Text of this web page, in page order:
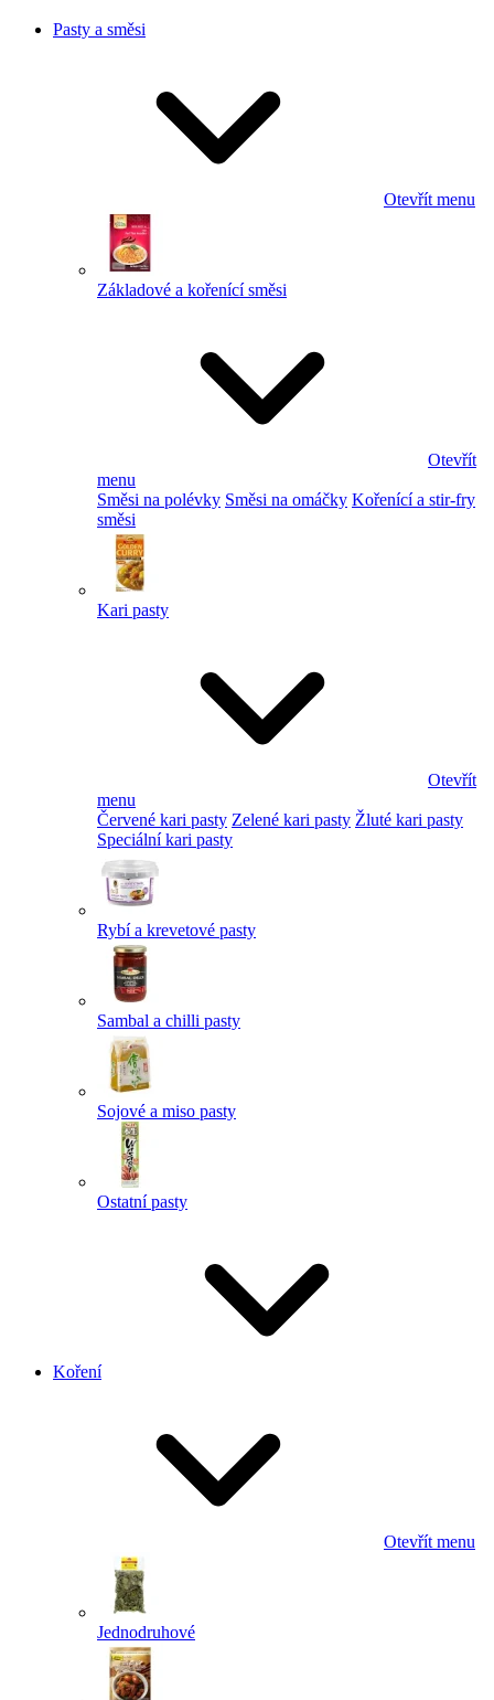
Pasty a směsi
Otevřít menu
Základové a kořenící směsi
Otevřít
menu
Směsi na polévky Směsi na omáčky Kořenící a stir-fry
směsi
Kari pasty
Otevřít
menu
Červené kari pasty Zelené kari pasty Žluté kari pasty
Speciální kari pasty
Rybí a krevetové pasty
Sambal a chilli pasty
Sojové a miso pasty
Ostatní pasty
Koření
Otevřít menu
Jednodruhové